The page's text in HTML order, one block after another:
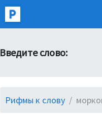
Введите слово:
Рифмы к слову